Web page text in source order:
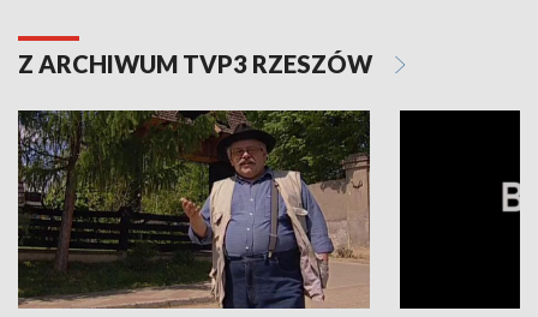
Z ARCHIWUM TVP3 RZESZÓW